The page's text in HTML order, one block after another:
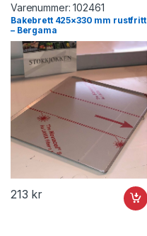
Varenummer:102461
Bakebrett 425×330 mm rustfritt
– Bergama
213 kr